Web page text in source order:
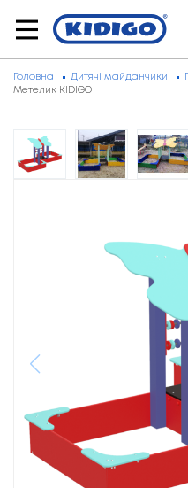
Головна Дитячі майданчики
Метелик KIDIGO